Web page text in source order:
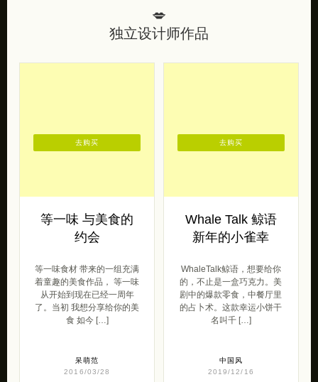
💋
独立设计师作品
等一味 与美食的
约会
等一味食材 带来的一组充满
着童趣的美食作品， 等一味
从开始到现在已经一周年
了。当初 我想分享给你的美
食 如今 […]
呆萌范
2016/03/28
去购买
Whale Talk 鲸语
新年的小雀幸
WhaleTalk鲸语，想要给你
的，不止是一盒巧克力。美
剧中的爆款零食，中餐厅里
的占卜术。这款幸运小饼干
名叫千 […]
中国风
2019/12/16
去购买